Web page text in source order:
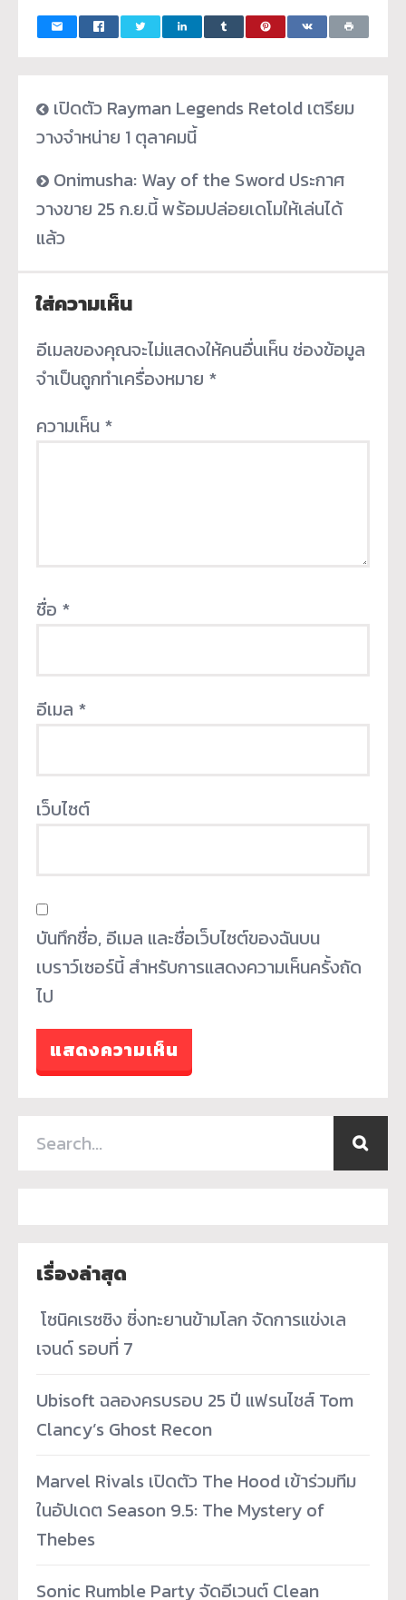
เปิดตัว Rayman Legends Retold เตรียม
วางจำหน่าย 1 ตุลาคมนี้
Onimusha: Way of the Sword ประกาศ
วางขาย 25 ก.ย.นี้ พร้อมปล่อยเดโมให้เล่นได้
แล้ว
ใส่ความเห็น
อีเมลของคุณจะไม่แสดงให้คนอื่นเห็น ช่องข้อมูล
จำเป็นถูกทำเครื่องหมาย *
ความเห็น *
ชื่อ *
อีเมล *
เว็บไซต์
บันทึกชื่อ, อีเมล และชื่อเว็บไซต์ของฉันบน
เบราว์เซอร์นี้ สำหรับการแสดงความเห็นครั้งถัด
ไป
เรื่องล่าสุด
­ โซนิคเรซซิง ซิ่งทะยานข้ามโลก จัดการแข่งเล
เจนด์ รอบที่ 7
Ubisoft ฉลองครบรอบ 25 ปี แฟรนไชส์ Tom
Clancy’s Ghost Recon
Marvel Rivals เปิดตัว The Hood เข้าร่วมทีม
ในอัปเดต Season 9.5: The Mystery of
Thebes
Sonic Rumble Party จัดอีเวนต์ Clean